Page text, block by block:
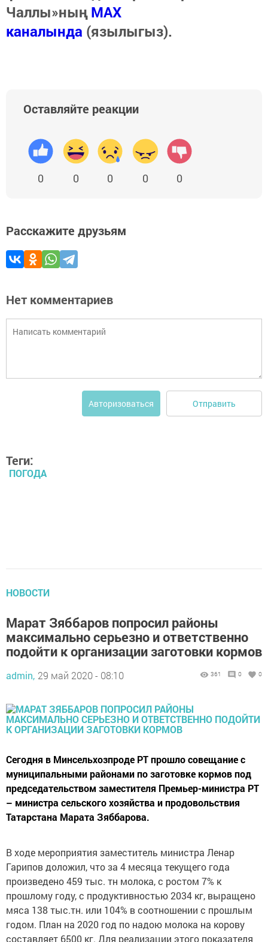
Чаллы»ныңMAX
каналында (язылыгыз).
Оставляйте реакции
0 0 0 0 0
Расскажите друзьям
Нет комментариев
Авторизоваться Отправить
Теги:
ПОГОДА
НОВОСТИ
Марат Зяббаров попросил районы
максимально серьезно и ответственно
подойти к организации заготовки кормов
admin, 29 май 2020 - 08:10 361 0 0
Сегодня в Минсельхозпроде РТ прошло совещание с
муниципальными районами по заготовке кормов под
председательством заместителя Премьер-министра РТ
– министра сельского хозяйства и продовольствия
Татарстана Марата Зяббарова.
В ходе мероприятия заместитель министра Ленар
Гарипов доложил, что за 4 месяца текущего года
произведено 459 тыс. тн молока, с ростом 7% к
прошлому году, с продуктивностью 2034 кг, выращено
мяса 138 тыс.тн. или 104% в соотношении с прошлым
годом. План на 2020 год по надою молока на корову
составляет 6500 кг. Для реализации этого показателя